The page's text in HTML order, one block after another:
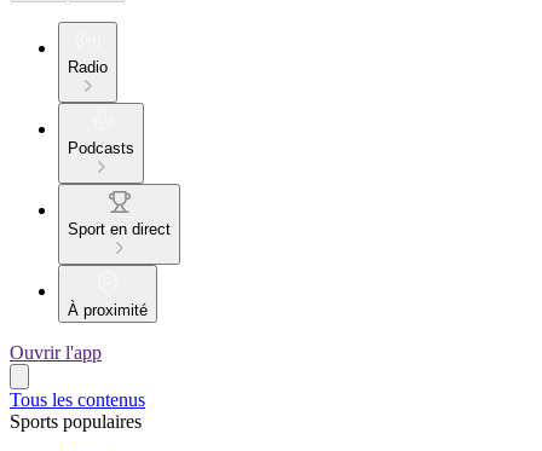
Radio
Podcasts
Sport en direct
À proximité
Ouvrir l'app
Tous les contenus
Sports populaires